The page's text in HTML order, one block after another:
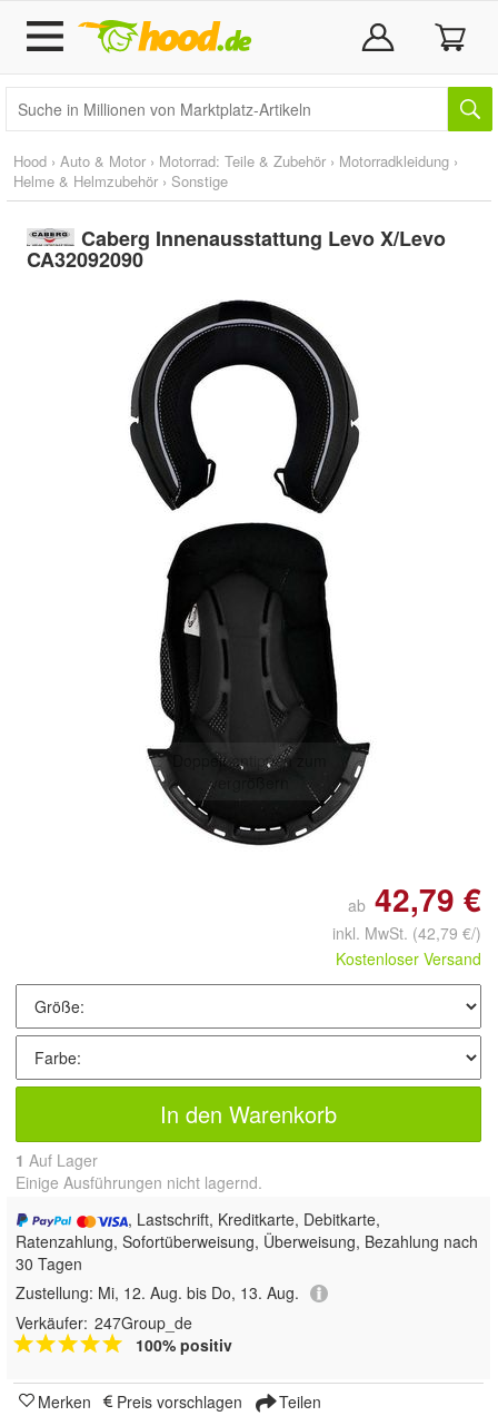
Hood › Auto & Motor › Motorrad: Teile & Zubehör › Motorradkleidung ›
Helme & Helmzubehör › Sonstige
Caberg Innenausstattung Levo X/Levo
CA32092090
Doppelt antippen zum
vergrößern
ab 42,79 €
inkl. MwSt. (42,79 €/)
Kostenloser Versand
In den Warenkorb
1 Auf Lager
Einige Ausführungen nicht lagernd.
, Lastschrift, Kreditkarte, Debitkarte,
Ratenzahlung, Sofortüberweisung, Überweisung, Bezahlung nach
30 Tagen
Zustellung: Mi, 12. Aug. bis Do, 13. Aug.
Verkäufer: 247Group_de
100% positiv
Merken Preis vorschlagen Teilen